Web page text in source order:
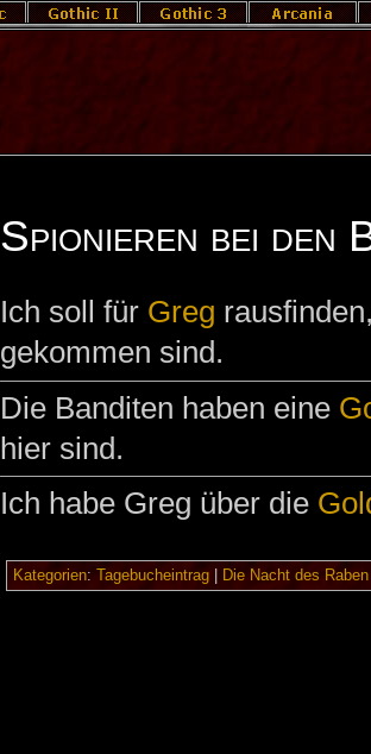
Spionieren bei den
Ich soll für Greg
gekommen sind.
Die Banditen haben eine
hier sind.
Ich habe Greg über die
Kategorien: Tagebucheintrag| Die Nacht des Raben